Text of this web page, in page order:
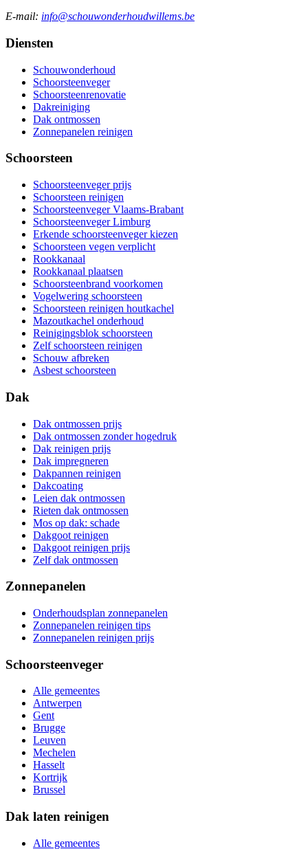
E-mail: info@schouwonderhoudwillems.be
Diensten
Schouwonderhoud
Schoorsteenveger
Schoorsteenrenovatie
Dakreiniging
Dak ontmossen
Zonnepanelen reinigen
Schoorsteen
Schoorsteenveger prijs
Schoorsteen reinigen
Schoorsteenveger Vlaams-Brabant
Schoorsteenveger Limburg
Erkende schoorsteenveger kiezen
Schoorsteen vegen verplicht
Rookkanaal
Rookkanaal plaatsen
Schoorsteenbrand voorkomen
Vogelwering schoorsteen
Schoorsteen reinigen houtkachel
Mazoutkachel onderhoud
Reinigingsblok schoorsteen
Zelf schoorsteen reinigen
Schouw afbreken
Asbest schoorsteen
Dak
Dak ontmossen prijs
Dak ontmossen zonder hogedruk
Dak reinigen prijs
Dak impregneren
Dakpannen reinigen
Dakcoating
Leien dak ontmossen
Rieten dak ontmossen
Mos op dak: schade
Dakgoot reinigen
Dakgoot reinigen prijs
Zelf dak ontmossen
Zonnepanelen
Onderhoudsplan zonnepanelen
Zonnepanelen reinigen tips
Zonnepanelen reinigen prijs
Schoorsteenveger
Alle gemeentes
Antwerpen
Gent
Brugge
Leuven
Mechelen
Hasselt
Kortrijk
Brussel
Dak laten reinigen
Alle gemeentes